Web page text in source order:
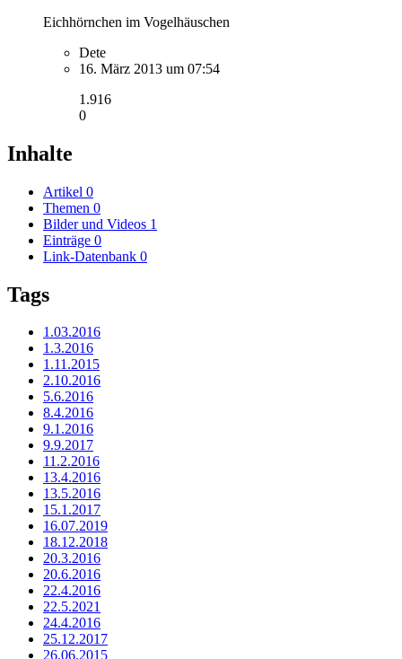
Eichhörnchen im Vogelhäuschen
Dete
16. März 2013 um 07:54
1.916
0
Inhalte
Artikel 0
Themen 0
Bilder und Videos 1
Einträge 0
Link-Datenbank 0
Tags
1.03.2016
1.3.2016
1.11.2015
2.10.2016
5.6.2016
8.4.2016
9.1.2016
9.9.2017
11.2.2016
13.4.2016
13.5.2016
15.1.2017
16.07.2019
18.12.2018
20.3.2016
20.6.2016
22.4.2016
22.5.2021
24.4.2016
25.12.2017
26.06.2015